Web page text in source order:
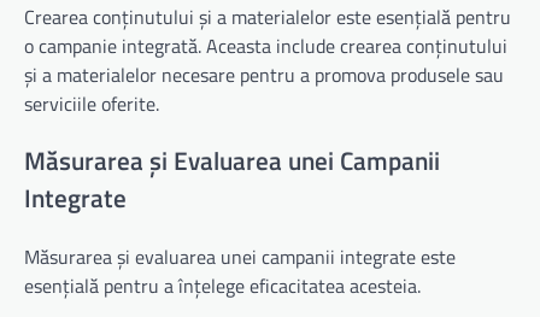
Crearea conținutului și a materialelor este esențială pentru
o campanie integrată. Aceasta include crearea conținutului
și a materialelor necesare pentru a promova produsele sau
serviciile oferite.
Măsurarea și Evaluarea unei Campanii
Integrate
Măsurarea și evaluarea unei campanii integrate este
esențială pentru a înțelege eficacitatea acesteia.